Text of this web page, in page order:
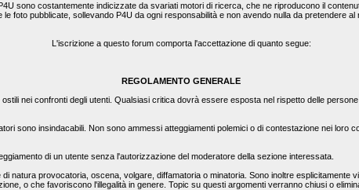
sono costantemente indicizzate da svariati motori di ricerca, che ne riproducono il
foto pubblicate, sollevando P4U da ogni responsabilità e non avendo nulla da pretendere al
L'iscrizione a questo forum comporta l'accettazione di quanto segue:
REGOLAMENTO GENERALE
nei confronti degli utenti. Qualsiasi critica dovrà essere esposta nel rispetto delle
sono insindacabili. Non sono ammessi atteggiamenti polemici o di contestazione nei loro
di un utente senza l'autorizzazione del moderatore della sezione interessata.
natura provocatoria, oscena, volgare, diffamatoria o minatoria. Sono inoltre esplicitamente
o che favoriscono l'illegalità in genere. Topic su questi argomenti verranno chiusi o